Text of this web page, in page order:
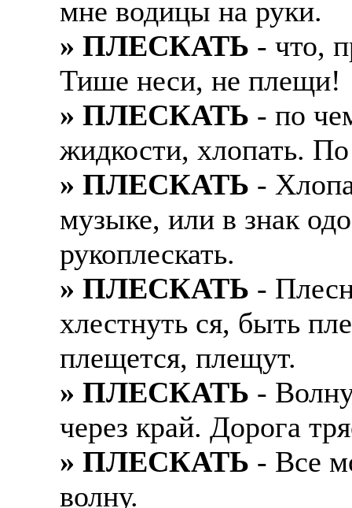
Также смотрите
отправке в другие
А также
рабочий,
стикеровщик.
# работа за границей
# трудоустройство за
# трудоустройство за
В таких банках, как
Промсвязьбанк,
А также в компаниях:
СДЭК, ПЭК и т.д.
В направлениях: без
консультирование,
мне водицы на руки.
» ПЛЕСКАТЬ - что,
Тише неси, не плещи!
» ПЛЕСКАТЬ - по
жидкости, хлопать. По
» ПЛЕСКАТЬ -
музыке, или в знак
рукоплескать.
» ПЛЕСКАТЬ -
хлестнуть ся, быть
плещется, плещут.
» ПЛЕСКАТЬ -
через край. Дорога
» ПЛЕСКАТЬ - Все
волну.